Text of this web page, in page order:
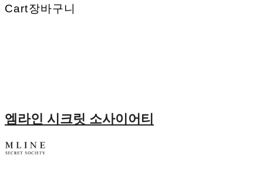
Cart장바구니
엠라인 시크릿 소사이어티